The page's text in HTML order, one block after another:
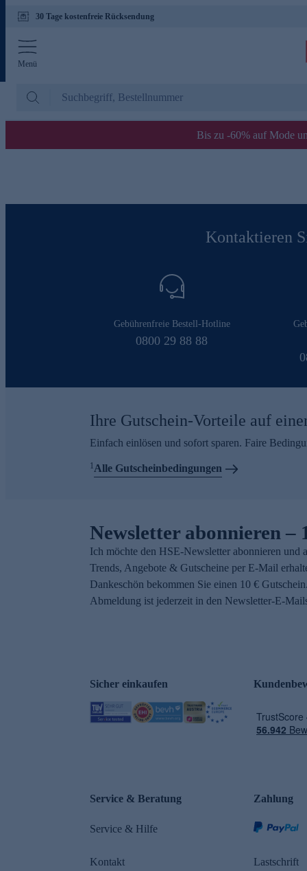
30 Tage kostenfreie Rücksendung
Menü
Bis zu -60% auf Mode
Kontaktieren
Gebührenfreie Bestell-Hotline
0800 29 88 88
Ihre Gutschein-Vorteile auf
Einfach einlösen und sofort sparen. Faire
1Alle Gutscheinbedingungen
Newsletter abonnieren –
Ich möchte den HSE-Newsletter abonnieren und
Trends, Angebote & Gutscheine per E-Mail
Dankeschön bekommen Sie einen 10 €
Abmeldung ist jederzeit in den Newsletter-E-
Sicher einkaufen
Service & Beratung
Service & Hilfe
Kontakt
Zahlung
Lastschrift